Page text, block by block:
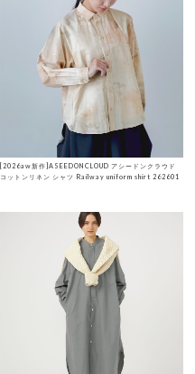
[2026aw新作]ASEEDONCLOUD アシードンクラウド
コットンリネン シャツ Railway uniform shirt 262601